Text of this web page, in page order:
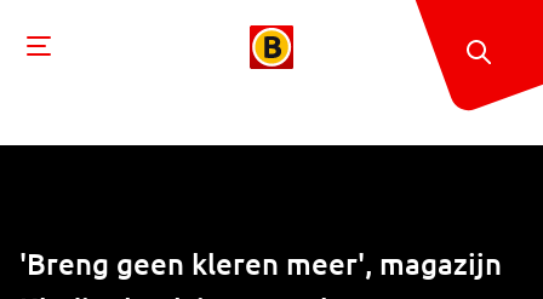
'Breng geen kleren meer', magazijn